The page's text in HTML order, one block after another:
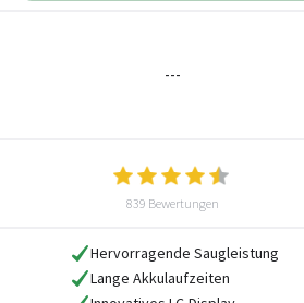
---
839 Bewertungen
Hervorragende Saugleistung
Lange Akkulaufzeiten